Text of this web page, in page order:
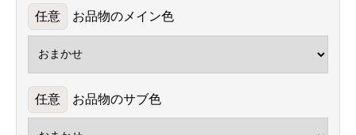
お品物のメイン色
お品物のサブ色